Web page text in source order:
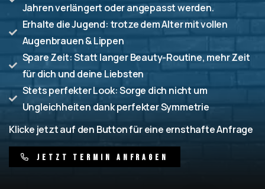
Jahren verlängert oder angepasst werden.
Erhalte die Jugend: trotze dem Alter mit vollen
Augenbrauen & Lippen
Spare Zeit: Statt langer Beauty-Routine, mehr Zeit
für dich und deine Liebsten
Stets perfekter Look: Sorge dich nicht um
Ungleichheiten dank perfekter Symmetrie
Klicke jetzt auf den Button für eine ernsthafte Anfrage
J e t z t T e r m i n a n f ra g e n